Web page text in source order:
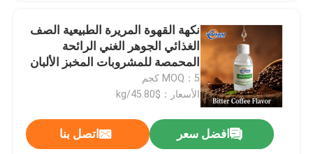
نكهة القهوة المريرة الطبيعية الصف
الغذائي الجوهر الغني الرائحة
المحمصة للمشروبات المخبز الألبان
MOQ：5 كجم
الأسعار：$45.80/kg
افضل سعر اتصل بنا